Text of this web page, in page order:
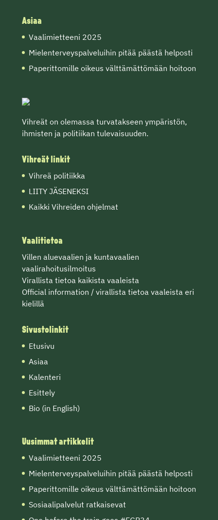
Asiaa
Vaalimietteeni 2025
Mielenterveyspalveluihin pitää päästä helposti
Paperittomille oikeus välttämättömään hoitoon
Vihreät on olemassa turvatakseen ympäristön,
ihmisten ja politiikan tulevaisuuden.
Vihreät linkit
Vihreä politiikka
LIITY JÄSENEKSI
Kaikki Vihreiden ohjelmat
Vaalitietoa
Villen aluevaalien ja kuntavaalien
vaalirahoitusilmoitus
Virallista tietoa kaikista vaaleista
Official information / virallista tietoa vaaleista eri
kielillä
Sivustolinkit
Etusivu
Asiaa
Kalenteri
Esittely
Bio (in English)
Uusimmat artikkelit
Vaalimietteeni 2025
Mielenterveyspalveluihin pitää päästä helposti
Paperittomille oikeus välttämättömään hoitoon
Sosiaalipalvelut ratkaisevat